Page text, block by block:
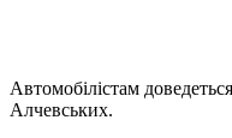
Автомобілістам
Алчевських.